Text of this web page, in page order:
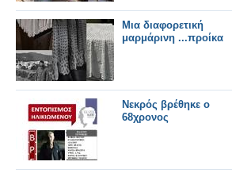
Μια διαφορετική
μαρμάρινη ...προίκα
Νεκρός βρέθηκε ο
68χρονος